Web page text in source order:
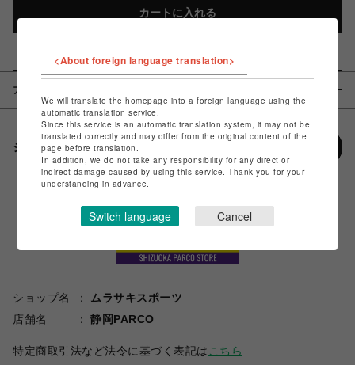
カートに入れる
お気に入りアイテムに追加
アイテム説明 / 素材
シェアする
ショップ名
ムラサキスポーツ
店舗名
静岡PARCO
特定商取引法など法令に基づく表記は こちら
<About foreign language translation>
We will translate the homepage into a foreign language using the
automatic translation service.
Since this service is an automatic translation system, it may not be
translated correctly and may differ from the original content of the
page before translation.
In addition, we do not take any responsibility for any direct or
indirect damage caused by using this service. Thank you for your
understanding in advance.
Switch language Cancel